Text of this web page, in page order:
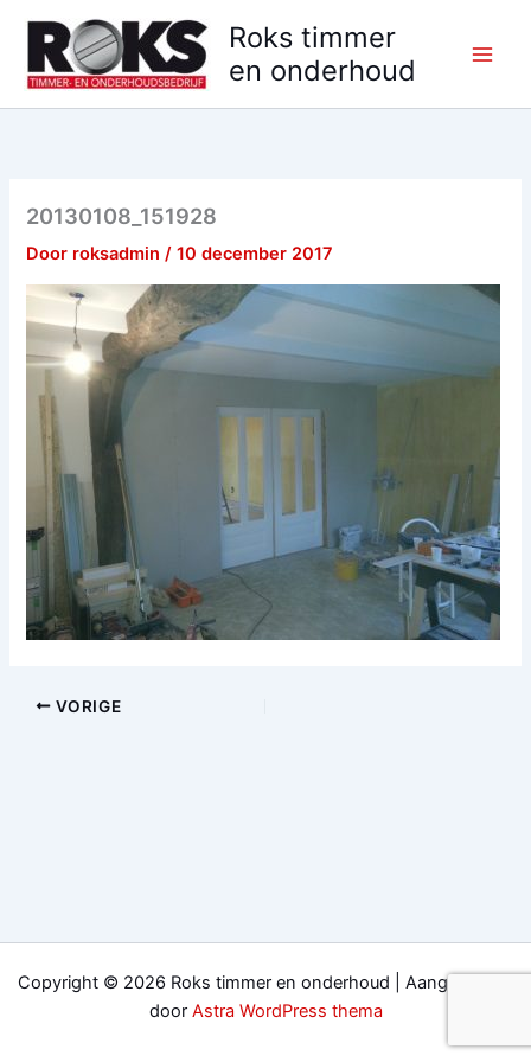
Roks timmer
en onderhoud
20130108_151928
Door roksadmin/10 december 2017
VORIGE
Copyright © 2026 Roks timmer en onderhoud | Aangedreven
door Astra WordPress thema